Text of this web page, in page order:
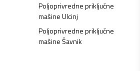
Poljoprivredne priključne
mašineUlcinj
Poljoprivredne priključne
mašineŠavnik